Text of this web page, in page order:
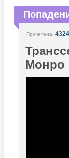
Прочетена: 4324
Монро